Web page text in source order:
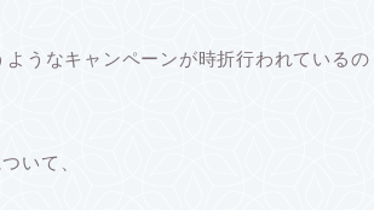
うなキャンペーンが時折行われているの
いて、